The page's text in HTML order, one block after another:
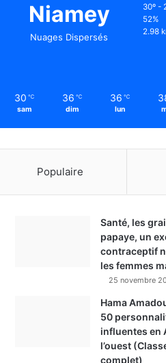
Niamey
Nuages Dispersés
30º -
52%
2.98
30 ℃
sam
36 ℃
dim
36 ℃
lun
Populaire
Santé, les
papaye, un
contraceptif
les femmes
25 novembre
Hama
50
influentes en
l’ouest
complet)